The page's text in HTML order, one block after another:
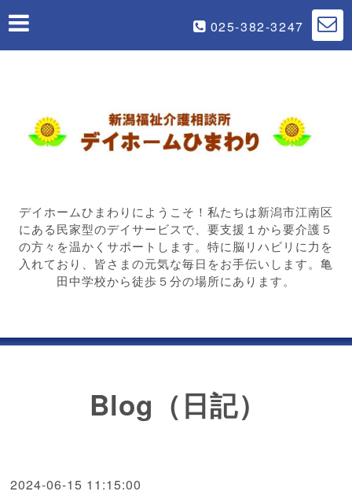
025-382-3247
デイホームひまわりにようこそ！私たちは新潟市江南区
にある民家型のデイサービスで、要支援１から要介護５
の方々を温かくサポートします。特に脳リハビリに力を
入れており、皆さまの元気な毎日をお手伝いします。亀
田中学校から徒歩５分の場所にあります。
Blog（日記）
2024-06-15 11:15:00